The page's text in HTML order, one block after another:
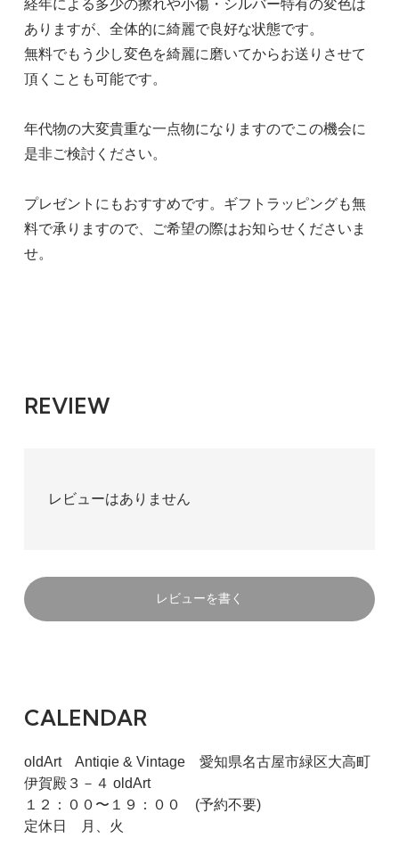
経年による多少の擦れや小傷・シルバー特有の変色は
ありますが、全体的に綺麗で良好な状態です。
無料でもう少し変色を綺麗に磨いてからお送りさせて
頂くことも可能です。
年代物の大変貴重な一点物になりますのでこの機会に
是非ご検討ください。
プレゼントにもおすすめです。ギフトラッピングも無
料で承りますので、ご希望の際はお知らせくださいま
せ。
REVIEW
レビューはありません
レビューを書く
CALENDAR
oldArt Antiqie & Vintage 愛知県名古屋市緑区大高町
伊賀殿３－４ oldArt
１２：００〜１９：００ (予約不要)
定休日 月、火